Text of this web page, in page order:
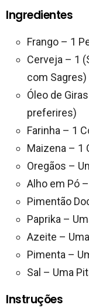
Ingredientes
Frango – 1
Cerveja – 1
com Sagres)
Óleo de
preferires)
Farinha – 1
Maizena – 1
Oregãos –
Alho em Pó
Pimentão
Paprika –
Azeite –
Pimenta –
Sal – Uma
Instruções